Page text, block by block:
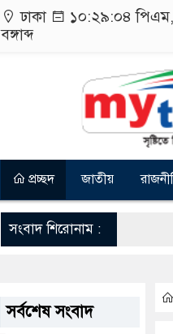
ঢাকা ১০:২৯:০৪ পিএম
বঙ্গাব্দ
প্রচ্ছদ জাতীয়
সংবাদ শিরোনাম :
সর্বশেষ সংবাদ